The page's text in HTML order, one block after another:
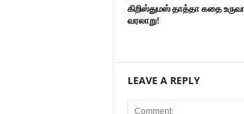
கிறிஸ்துமஸ் தாத்தா கதை
வரலாறு!
LEAVE A REPLY